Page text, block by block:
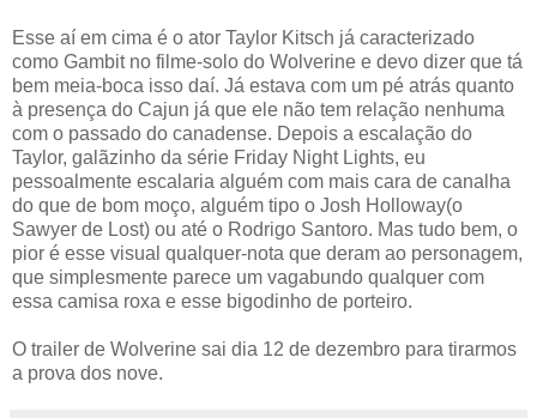
Esse aí em cima é o ator Taylor Kitsch já caracterizado
como Gambit no filme-solo do Wolverine e devo dizer que tá
bem meia-boca isso daí. Já estava com um pé atrás quanto
à presença do Cajun já que ele não tem relação nenhuma
com o passado do canadense. Depois a escalação do
Taylor, galãzinho da série Friday Night Lights, eu
pessoalmente escalaria alguém com mais cara de canalha
do que de bom moço, alguém tipo o Josh Holloway(o
Sawyer de Lost) ou até o Rodrigo Santoro. Mas tudo bem, o
pior é esse visual qualquer-nota que deram ao personagem,
que simplesmente parece um vagabundo qualquer com
essa camisa roxa e esse bigodinho de porteiro.
O trailer de Wolverine sai dia 12 de dezembro para tirarmos
a prova dos nove.